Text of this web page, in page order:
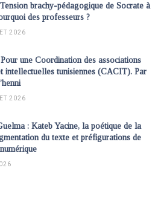
brachy-pédagogique de Socrate à
des professeurs ?
2026
une Coordination des associations
intellectuelles tunisiennes (CACIT). Par
2026
: Kateb Yacine, la poétique de la
du texte et préfigurations de